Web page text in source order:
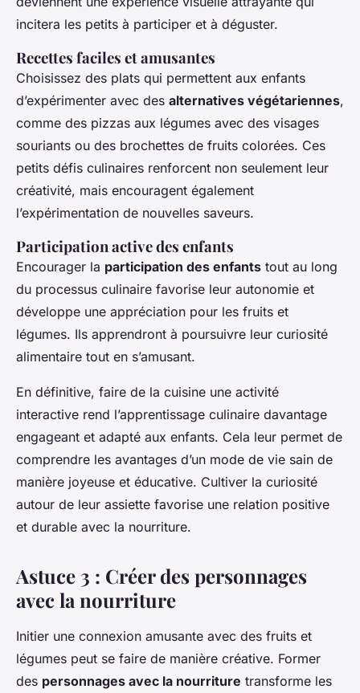
incitera les petits à participer et à déguster.
Recettes faciles et amusantes
Choisissez des plats qui permettent aux enfants
d’expérimenter avec des alternatives végétariennes,
comme des pizzas aux légumes avec des visages
souriants ou des brochettes de fruits colorées. Ces
petits défis culinaires renforcent non seulement leur
créativité, mais encouragent également
l’expérimentation de nouvelles saveurs.
Participation active des enfants
Encourager la participation des enfants tout au long
du processus culinaire favorise leur autonomie et
développe une appréciation pour les fruits et
légumes. Ils apprendront à poursuivre leur curiosité
alimentaire tout en s’amusant.
En définitive, faire de la cuisine une activité
interactive rend l’apprentissage culinaire davantage
engageant et adapté aux enfants. Cela leur permet de
comprendre les avantages d’un mode de vie sain de
manière joyeuse et éducative. Cultiver la curiosité
autour de leur assiette favorise une relation positive
et durable avec la nourriture.
Astuce 3 : Créer des personnages
avec la nourriture
Initier une connexion amusante avec des fruits et
légumes peut se faire de manière créative. Former
des personnages avec la nourriture transforme les